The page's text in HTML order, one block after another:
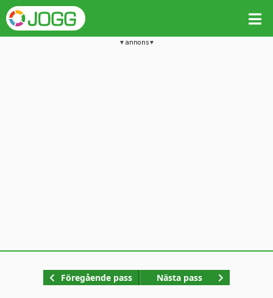
annons
Föregående pass Nästa pass